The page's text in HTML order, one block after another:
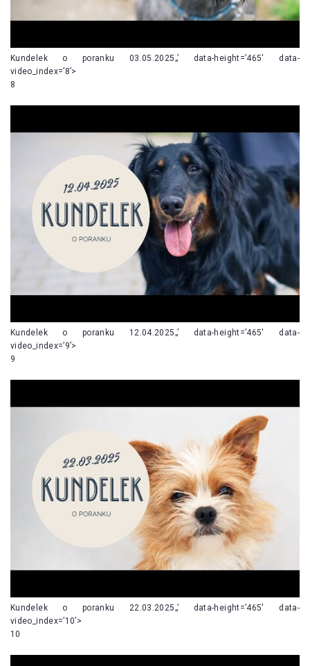
Kundelek o poranku 03.05.2025„’ data-height=’465′ data-
video_index=’8’>
8
Kundelek o poranku 12.04.2025„’ data-height=’465′ data-
video_index=’9’>
9
Kundelek o poranku 22.03.2025„’ data-height=’465′ data-
video_index=’10’>
10